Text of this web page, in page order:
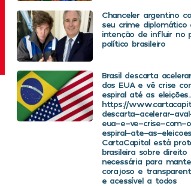
Chanceler argentino
seu crime diplomático
intenção de influir no
político brasileiro
Brasil descarta
dos EUA e vê crise
espiral até as
https://
descarta-acelerar-
eua-e-ve-crise-com-
espiral-ate-as-
CartaCapital está
brasileira sobre direito
necessária para
corajoso e
e acessível a todos